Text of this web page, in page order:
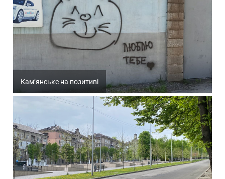
Кам’янське на позитиві